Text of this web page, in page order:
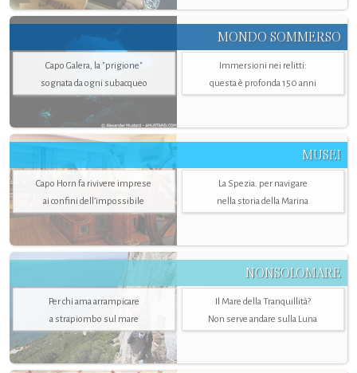
MONDO SOMMERSO
Capo Galera, la "prigione"
sognata da ogni subacqueo
Immersioni nei relitti:
questa è profonda 150 anni
MUSEI
Capo Horn fa rivivere imprese
ai confini dell’impossibile
La Spezia. per navigare
nella storia della Marina
NONSOLOMARE
Per chi ama arrampicare
a strapiombo sul mare
Il Mare della Tranquillità?
Non serve andare sulla Luna